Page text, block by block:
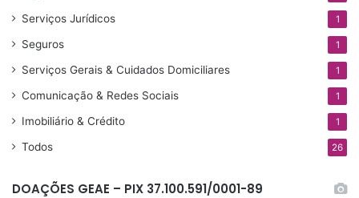
Serviços Jurídicos 1
Seguros 1
Serviços Gerais & Cuidados Domiciliares 1
Comunicação & Redes Sociais 1
Imobiliário & Crédito 1
Todos 26
DOAÇÕES GEAE – PIX 37.100.591/0001-89